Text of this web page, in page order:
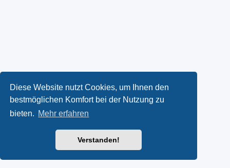
Diese Website nutzt Cookies, um Ihnen den
bestmöglichen Komfort bei der Nutzung zu
bieten. Mehr erfahren
Verstanden!